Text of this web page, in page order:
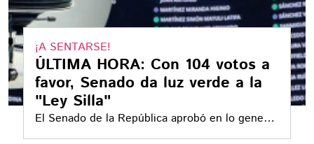
¡A SENTARSE!
ÚLTIMA HORA: Con 104 votos a
favor, Senado da luz verde a la
"Ley Silla"
El Senado de la República aprobó en lo general
la reforma conocida como Ley Silla, con 104